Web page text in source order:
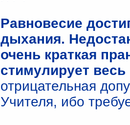
Равновесие
дыхания.
очень краткая
стимулирует весь
отрицательная
Учителя, ибо